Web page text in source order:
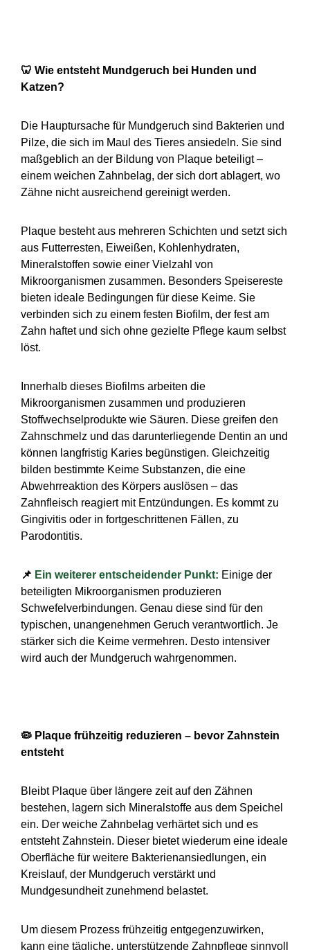
🦷 Wie entsteht Mundgeruch bei Hunden und
Katzen?
Die Hauptursache für Mundgeruch sind Bakterien und
Pilze, die sich im Maul des Tieres ansiedeln. Sie sind
maßgeblich an der Bildung von Plaque beteiligt –
einem weichen Zahnbelag, der sich dort ablagert, wo
Zähne nicht ausreichend gereinigt werden.
Plaque besteht aus mehreren Schichten und setzt sich
aus Futterresten, Eiweißen, Kohlenhydraten,
Mineralstoffen sowie einer Vielzahl von
Mikroorganismen zusammen. Besonders Speisereste
bieten ideale Bedingungen für diese Keime. Sie
verbinden sich zu einem festen Biofilm, der fest am
Zahn haftet und sich ohne gezielte Pflege kaum selbst
löst.
Innerhalb dieses Biofilms arbeiten die
Mikroorganismen zusammen und produzieren
Stoffwechselprodukte wie Säuren. Diese greifen den
Zahnschmelz und das darunterliegende Dentin an und
können langfristig Karies begünstigen. Gleichzeitig
bilden bestimmte Keime Substanzen, die eine
Abwehrreaktion des Körpers auslösen – das
Zahnfleisch reagiert mit Entzündungen. Es kommt zu
Gingivitis oder in fortgeschrittenen Fällen, zu
Parodontitis.
📌 Ein weiterer entscheidender Punkt: Einige der
beteiligten Mikroorganismen produzieren
Schwefelverbindungen. Genau diese sind für den
typischen, unangenehmen Geruch verantwortlich. Je
stärker sich die Keime vermehren. Desto intensiver
wird auch der Mundgeruch wahrgenommen.
🦠 Plaque frühzeitig reduzieren – bevor Zahnstein
entsteht
Bleibt Plaque über längere zeit auf den Zähnen
bestehen, lagern sich Mineralstoffe aus dem Speichel
ein. Der weiche Zahnbelag verhärtet sich und es
entsteht Zahnstein. Dieser bietet wiederum eine ideale
Oberfläche für weitere Bakterienansiedlungen, ein
Kreislauf, der Mundgeruch verstärkt und
Mundgesundheit zunehmend belastet.
Um diesem Prozess frühzeitig entgegenzuwirken,
kann eine tägliche, unterstützende Zahnpflege sinnvoll